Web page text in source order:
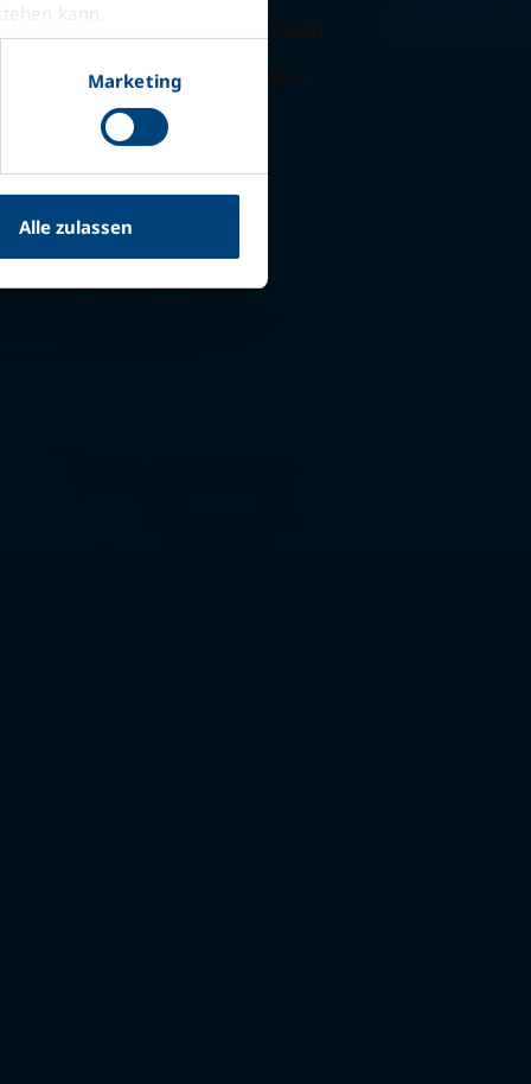
kann.
Marketing
Alle zulassen
ÇEKİCİLERLE UYUMLU
Bize ulaşın